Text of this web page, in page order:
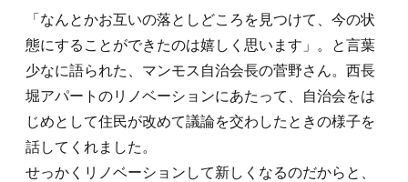
「なんとかお互いの落としどころを見つけて、今の状
態にすることができたのは嬉しく思います」。と言葉
少なに語られた、マンモス自治会長の菅野さん。西長
堀アパートのリノベーションにあたって、自治会をは
じめとして住民が改めて議論を交わしたときの様子を
話してくれました。
せっかくリノベーションして新しくなるのだからと、